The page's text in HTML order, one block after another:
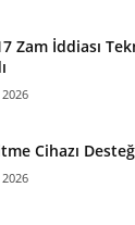
Zam İddiası
Cihazı